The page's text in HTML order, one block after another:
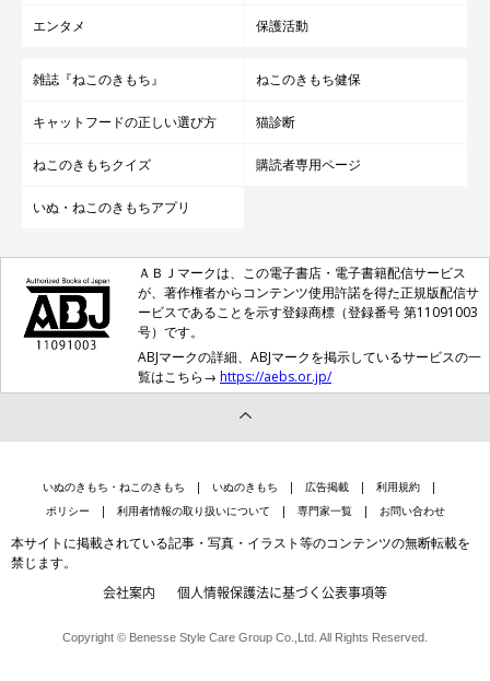
エンタメ 保護活動
雑誌『ねこのきもち』 ねこのきもち健保
キャットフードの正しい選び方 猫診断
ねこのきもちクイズ 購読者専用ページ
いぬ・ねこのきもちアプリ
ＡＢＪマークは、この電子書店・電子書籍配信サービス
が、著作権者からコンテンツ使用許諾を得た正規版配信サ
ービスであることを示す登録商標（登録番号 第11091003
号）です。
ABJマークの詳細、ABJマークを掲示しているサービスの一
覧はこちら→ https://aebs.or.jp/
いぬのきもち・ねこのきもち いぬのきもち 広告掲載
利用規約
ポリシー
利用者情報の取り扱いについて 専門家一覧 お問い合わせ
本サイトに掲載されている記事・写真・イラスト等のコンテンツの無断転載を
禁じます。
会社案内 個人情報保護法に基づく公表事項等
Copyright © Benesse Style Care Group Co.,Ltd. All Rights Reserved.